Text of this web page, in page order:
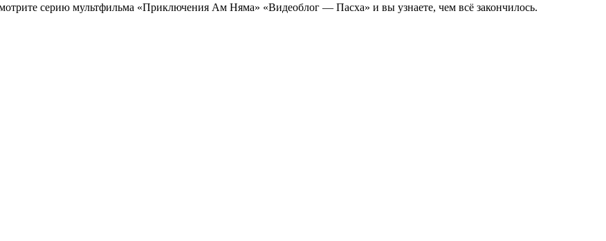
серию мультфильма «Приключения Ам Няма» «Видеоблог — Пасха» и вы узнаете, чем всё закончилось.